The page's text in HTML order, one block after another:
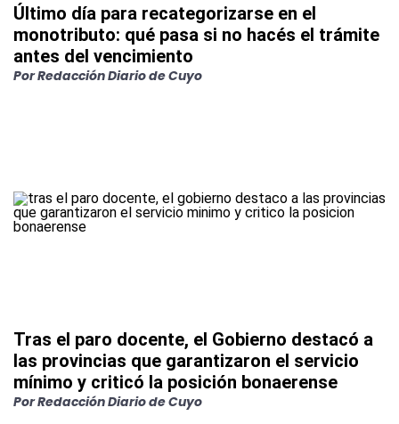
Último día para recategorizarse en el
monotributo: qué pasa si no hacés el trámite
antes del vencimiento
PorRedacción Diario de Cuyo
Tras el paro docente, el Gobierno destacó a
las provincias que garantizaron el servicio
mínimo y criticó la posición bonaerense
PorRedacción Diario de Cuyo